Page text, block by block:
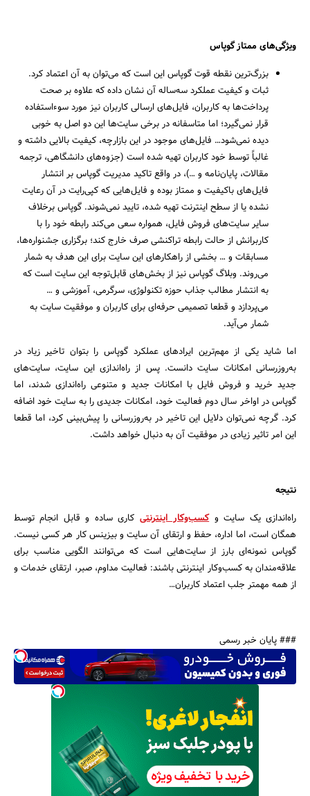
ویژگی‌های ممتاز گوپاس
بزرگ‌ترین نقطه قوت گوپاس این است که می‌توان به آن اعتماد کرد.
ثبات و کیفیت عملکرد سه‌ساله آن نشان داده که علاوه بر صحت
پرداخت‌ها به کاربران، فایل‌های ارسالی کاربران نیز مورد سوءاستفاده
قرار نمی‌گیرد؛ اما متاسفانه در برخی سایت‌ها این دو اصل به خوبی
دیده نمی‌شود… فایل‌های موجود در این بازارچه، کیفیت بالایی داشته و
غالباً توسط خود کاربران تهیه شده است (جزوه‌های دانشگاهی، ترجمه
مقالات، پایان‌نامه و …)، در واقع تاکید مدیریت گوپاس بر انتشار
فایل‌های باکیفیت و ممتاز بوده و فایل‌هایی که کپی‌رایت در آن رعایت
نشده یا از سطح اینترنت تهیه شده، تایید نمی‌شوند. گوپاس برخلاف
سایر سایت‌های فروش فایل، همواره سعی می‌کند رابطه خود را با
کاربرانش از حالت رابطه تراکنشی صرف خارج کند؛ برگزاری جشنواره‌ها،
مسابقات و … بخشی از راهکارهای این سایت برای این هدف به شمار
می‌روند. وبلاگ گوپاس نیز از بخش‌های قابل‌توجه این سایت است که
به انتشار مطالب جذاب حوزه تکنولوژی، سرگرمی، آموزشی و …
می‌پردازد و قطعا تصمیمی حرفه‌ای برای کاربران و موفقیت سایت به
شمار می‌آید.
اما شاید یکی از مهم‌ترین ایرادهای عملکرد گوپاس را بتوان تاخیر زیاد در
به‌روزرسانی امکانات سایت دانست. پس از راه‌اندازی این سایت، سایت‌های
جدید خرید و فروش فایل با امکانات جدید و متنوعی راه‌اندازی شدند، اما
گوپاس در اواخر سال دوم فعالیت خود، امکانات جدیدی را به سایت خود اضافه
کرد. گرچه نمی‌توان دلایل این تاخیر در به‌روزرسانی را پیش‌بینی کرد، اما قطعا
این امر تاثیر زیادی در موفقیت آن به دنبال خواهد داشت.
نتیجه
راه‌اندازی یک سایت وکسب‌وکار اینترنتی کاری ساده و قابل انجام توسط
همگان است، اما اداره، حفظ و ارتقای آن سایت و بیزینس کار هر کسی نیست.
گوپاس نمونه‌ای‌ بارز از سایت‌هایی است که می‌توانند الگویی مناسب برای
علاقه‌مندان به کسب‌وکار اینترنتی باشند: فعالیت مداوم، صبر، ارتقای خدمات و
از همه مهمتر جلب اعتماد کاربران…
### پایان خبر رسمی